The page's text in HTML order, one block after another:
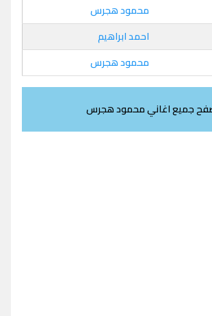
محمود هجرس
احمد ابراهيم
محمود هجرس
جميع اغاني محمود هجرس